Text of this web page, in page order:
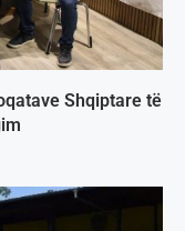
Shqiptare të